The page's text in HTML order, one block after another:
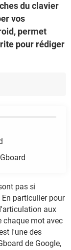
du clavier
vos
permet
pour rédiger
pas si
particulier pour
aux
chaque mot avec
l'une des
de Google,